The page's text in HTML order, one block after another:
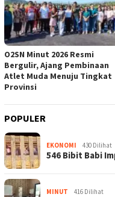
O2SN Minut 2026 Resmi
Bergulir, Ajang Pembinaan
Atlet Muda Menuju Tingkat
Provinsi
POPULER
EKONOMI 430 Dilihat
546 Bibit Babi
MINUT 416 Dilihat